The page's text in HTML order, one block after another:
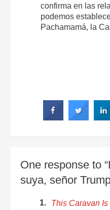
confirma en las
podemos
Pachamamá, la
One response to
suya, señor
This Caravan Is